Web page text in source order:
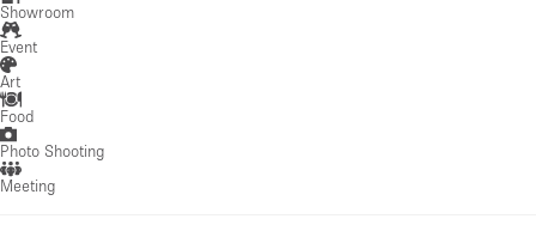
Showroom
Event
Art
Food
Photo Shooting
Meeting